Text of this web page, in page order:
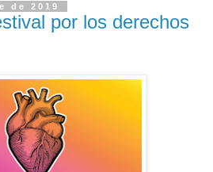
de 2019
por los derechos